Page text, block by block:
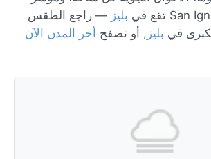
بليز — راجع الطقس
في بليز , أو تصفح أحر المدن الآن